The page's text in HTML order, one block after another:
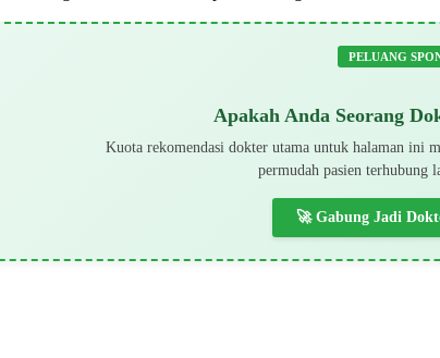
PELUANG
Apakah Anda Seorang
Kuota rekomendasi dokter utama untuk halaman ini
permudah pasien terhubung
🚀 Gabung Jadi